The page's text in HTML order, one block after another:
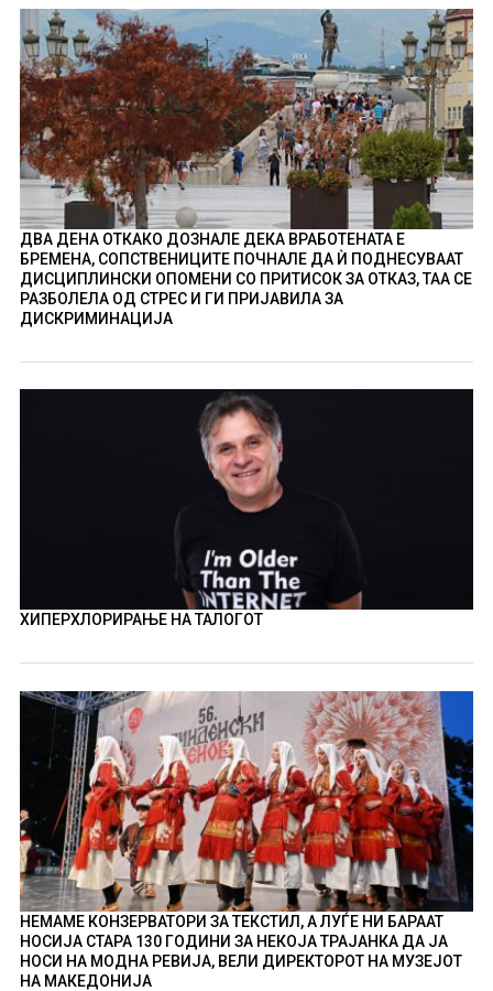
ДВА ДЕНА ОТКАКО ДОЗНАЛЕ ДЕКА ВРАБОТЕНАТА Е
БРЕМЕНА, СОПСТВЕНИЦИТЕ ПОЧНАЛЕ ДА Ѝ ПОДНЕСУВААТ
ДИСЦИПЛИНСКИ ОПОМЕНИ СО ПРИТИСОК ЗА ОТКАЗ, ТАА СЕ
РАЗБОЛЕЛА ОД СТРЕС И ГИ ПРИЈАВИЛА ЗА
ДИСКРИМИНАЦИЈА
ХИПЕРХЛОРИРАЊЕ НА ТАЛОГОТ
НЕМАМЕ КОНЗЕРВАТОРИ ЗА ТЕКСТИЛ, А ЛУЃЕ НИ БАРААТ
НОСИЈА СТАРА 130 ГОДИНИ ЗА НЕКОЈА ТРАЈАНКА ДА ЈА
НОСИ НА МОДНА РЕВИЈА, ВЕЛИ ДИРЕКТОРОТ НА МУЗЕЈОТ
НА МАКЕДОНИЈА